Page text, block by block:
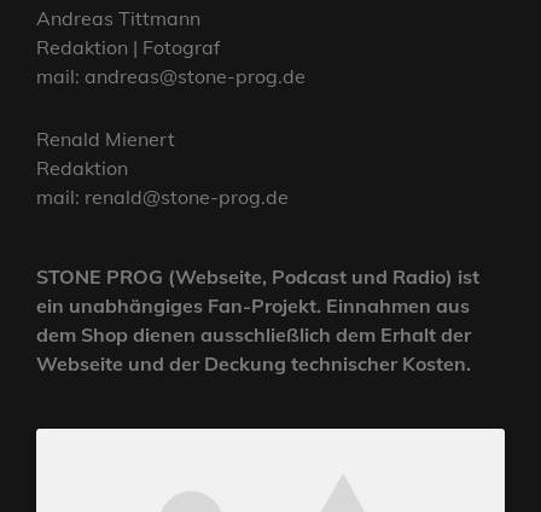
Andreas Tittmann
Redaktion | Fotograf
mail: andreas@stone-prog.de
Renald Mienert
Redaktion
mail: renald@stone-prog.de
STONE PROG (Webseite, Podcast und Radio) ist
ein unabhängiges Fan-Projekt. Einnahmen aus
dem Shop dienen ausschließlich dem Erhalt der
Webseite und der Deckung technischer Kosten.